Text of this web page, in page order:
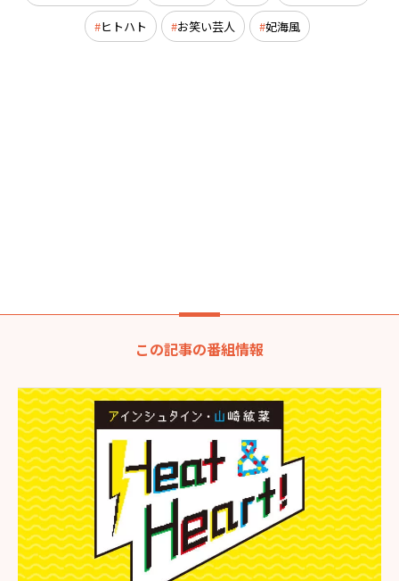
ヒトハト お笑い芸人 妃海風
この記事の番組情報